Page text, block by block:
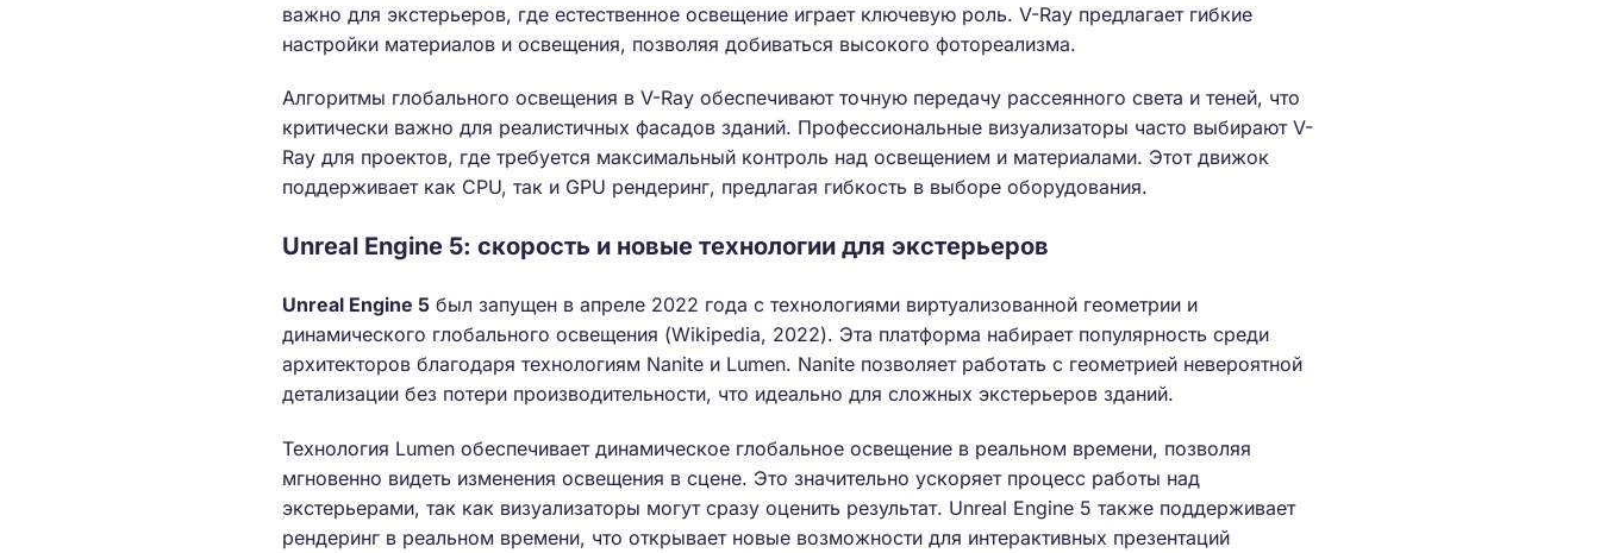
важно для экстерьеров, где естественное освещение играет ключевую роль. V-Ray предлагает гибкие
настройки материалов и освещения, позволяя добиваться высокого фотореализма.
Алгоритмы глобального освещения в V-Ray обеспечивают точную передачу рассеянного света и теней, что
критически важно для реалистичных фасадов зданий. Профессиональные визуализаторы часто выбирают V-
Ray для проектов, где требуется максимальный контроль над освещением и материалами. Этот движок
поддерживает как CPU, так и GPU рендеринг, предлагая гибкость в выборе оборудования.
Unreal Engine 5: скорость и новые технологии для экстерьеров
Unreal Engine 5 был запущен в апреле 2022 года с технологиями виртуализованной геометрии и
динамического глобального освещения (Wikipedia, 2022). Эта платформа набирает популярность среди
архитекторов благодаря технологиям Nanite и Lumen. Nanite позволяет работать с геометрией невероятной
детализации без потери производительности, что идеально для сложных экстерьеров зданий.
Технология Lumen обеспечивает динамическое глобальное освещение в реальном времени, позволяя
мгновенно видеть изменения освещения в сцене. Это значительно ускоряет процесс работы над
экстерьерами, так как визуализаторы могут сразу оценить результат. Unreal Engine 5 также поддерживает
рендеринг в реальном времени, что открывает новые возможности для интерактивных презентаций